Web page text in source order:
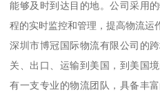
能够及时到达目的地。公司采用
程的实时监控和管理，提高物流运
深圳市博冠国际物流有限公司的
关、出口、运输到美国，到美国
有一支专业的物流团队，具备丰